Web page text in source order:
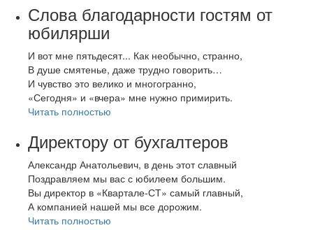
Слова благодарности гостям от
юбилярши
И вот мне пятьдесят... Как необычно, странно,
В душе смятенье, даже трудно говорить…
И чувство это велико и многогранно,
«Сегодня» и «вчера» мне нужно примирить.
Читать полностью
Директору от бухгалтеров
Александр Анатольевич, в день этот славный
Поздравляем мы вас с юбилеем большим.
Вы директор в «Квартале-СТ» самый главный,
А компанией нашей мы все дорожим.
Читать полностью